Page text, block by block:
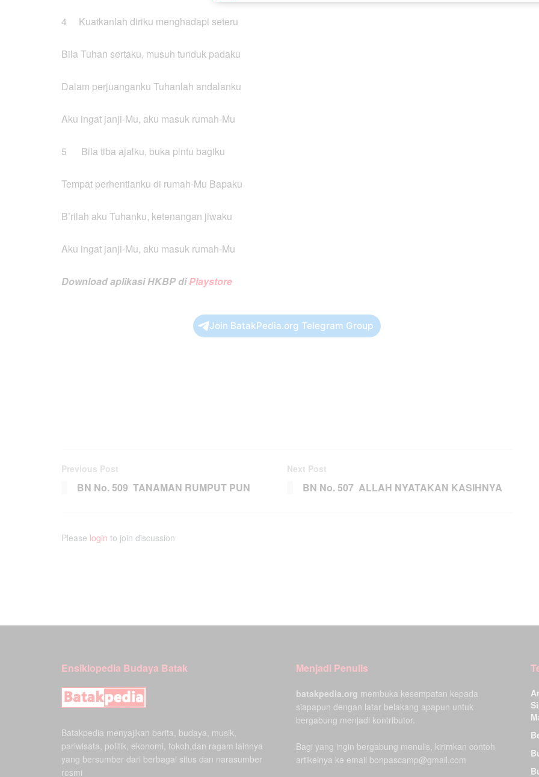
4 Kuatkanlah diriku menghadapi seteru
Bila Tuhan sertaku, musuh tunduk padaku
Dalam perjuanganku Tuhanlah andalanku
Aku ingat janji-Mu, aku masuk rumah-Mu
5 Bila tiba ajalku, buka pintu bagiku
Tempat perhentianku di rumah-Mu Bapaku
B’rilah aku Tuhanku, ketenangan jiwaku
Aku ingat janji-Mu, aku masuk rumah-Mu
Download aplikasi HKBP diPlaystore
Join BatakPedia.org Telegram Group
Previous Post
BN No. 509 TANAMAN RUMPUT PUN
Next Post
BN No. 507 ALLAH NYATAKAN KASIHNYA
Please login to join discussion
Ensiklopedia Budaya Batak
Batakpedia menyajikan berita, budaya, musik,
pariwisata, politik, ekonomi, tokoh,dan ragam lainnya
yang bersumber dari berbagai situs dan narasumber
resmi
Menjadi Penulis
batakpedia.org membuka kesempatan kepada
siapapun dengan latar belakang apapun untuk
bergabung menjadi kontributor.
Bagi yang ingin bergabung menulis, kirimkan contoh
artikelnya ke email bonpascamp@gmail.com